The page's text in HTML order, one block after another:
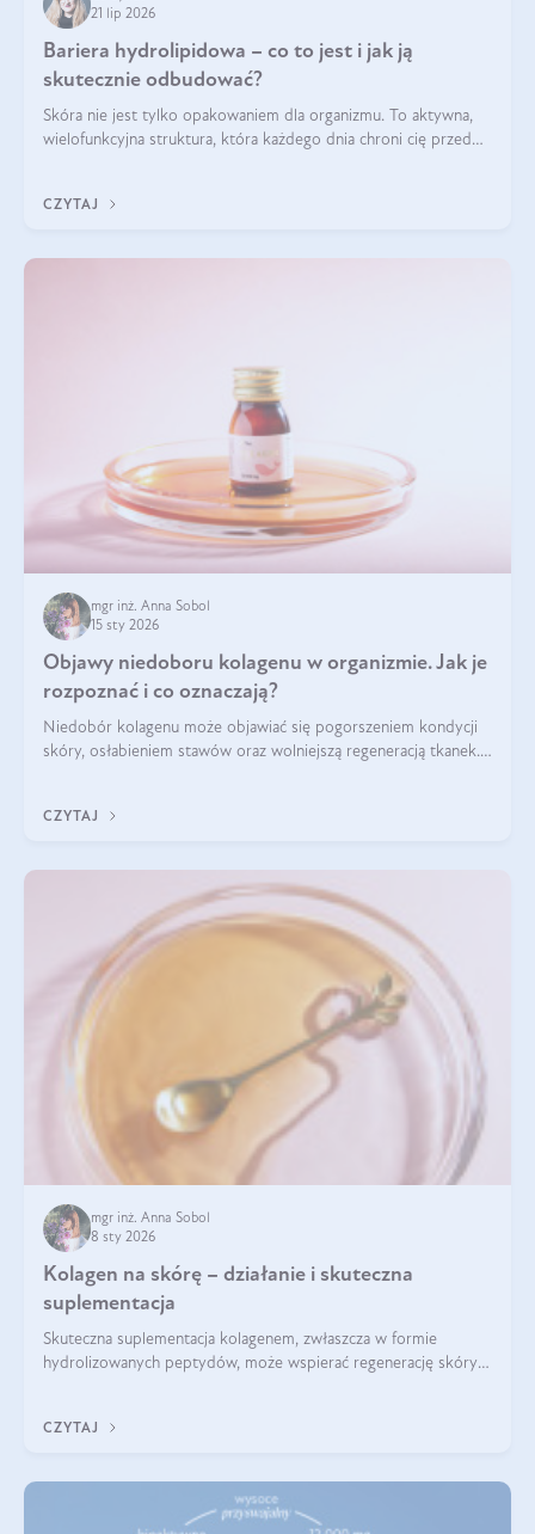
21 lip 2026
Bariera hydrolipidowa – co to jest i jak ją
skutecznie odbudować?
Skóra nie jest tylko opakowaniem dla organizmu. To aktywna,
wielofunkcyjna struktura, która każdego dnia chroni cię przed
bariera hydrolipidowa.
CZYTAJ
mgr inż. Anna Sobol
15 sty 2026
Objawy niedoboru kolagenu w organizmie. Jak je
rozpoznać i co oznaczają?
Niedobór kolagenu może objawiać się pogorszeniem kondycji
skóry, osłabieniem stawów oraz wolniejszą regeneracją tkanek.
osłabienie włosów.
CZYTAJ
mgr inż. Anna Sobol
8 sty 2026
Kolagen na skórę – działanie i skuteczna
suplementacja
Skuteczna suplementacja kolagenem, zwłaszcza w formie
hydrolizowanych peptydów, może wspierać regenerację skóry i
CZYTAJ